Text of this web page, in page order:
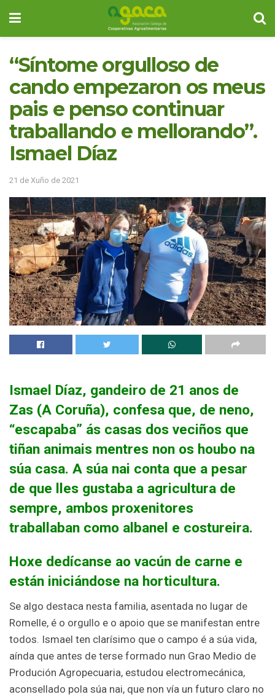
“Síntome orgulloso de
cando empezaron os meus
pais e penso continuar
traballando e mellorando”.
Ismael Díaz
21 de Xuño de 2021
Ismael Díaz, gandeiro de 21 anos de
Zas (A Coruña), confesa que, de neno,
“escapaba” ás casas dos veciños que
tiñan animais mentres non os houbo na
súa casa. A súa nai conta que a pesar
de que lles gustaba a agricultura de
sempre, ambos proxenitores
traballaban como albanel e costureira.
Hoxe dedícanse ao vacún de carne e
están iniciándose na horticultura.
Se algo destaca nesta familia, asentada no lugar de
Romelle, é o orgullo e o apoio que se manifestan entre
todos. Ismael ten clarísimo que o campo é a súa vida,
aínda que antes de terse formado nun Grao Medio de
Produción Agropecuaria, estudou electromecánica,
aconsellado pola súa nai, que non vía un futuro claro no